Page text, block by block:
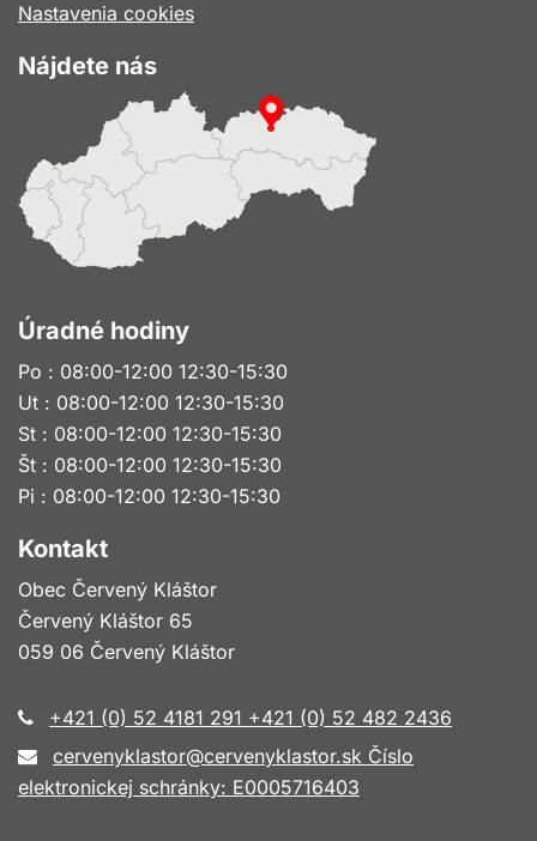
Nastavenia cookies
Nájdete nás
Úradné hodiny
Po : 08:00-12:00 12:30-15:30
Ut : 08:00-12:00 12:30-15:30
St : 08:00-12:00 12:30-15:30
Št : 08:00-12:00 12:30-15:30
Pi : 08:00-12:00 12:30-15:30
Kontakt
Obec Červený Kláštor
Červený Kláštor 65
059 06 Červený Kláštor
+421 (0) 52 4181 291 +421 (0) 52 482 2436
cervenyklastor@cervenyklastor.sk Číslo
elektronickej schránky: E0005716403